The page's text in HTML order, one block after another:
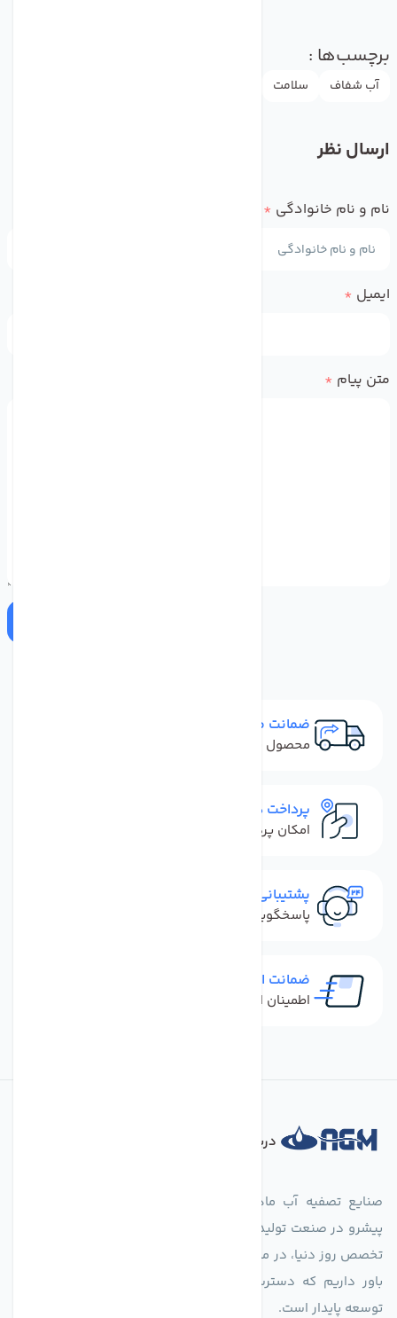
برچسب‌ها :
آب شفاف سلامت
ارسال نظر
نام و نام خانوادگی *
ایمیل *
متن پیام *
ضمانت مرجوعی
محصول نباید آسیب دیده باشد
پرداخت در محل
امکان پرداخت کل فاکتور در محل
پشتیبانی سریع
پاسخگویی سریع به تماس‌ها و پیام‌ها
ضمانت اصل بودن کالا
اطمینان از خرید کالای اورجینال
درباره فروشگاه
پیشرو در صنعت تولید تجهیزات تصفیه آب، با تکیه بر دانش فنی و
تخصص روز دنیا، در مسیر تأمین آب سالم و پایدار گام برمی‌دارد. ما
باور داریم که دسترسی به آب پاک، یک حق اساسی و زیربنای
توسعه پایدار است.